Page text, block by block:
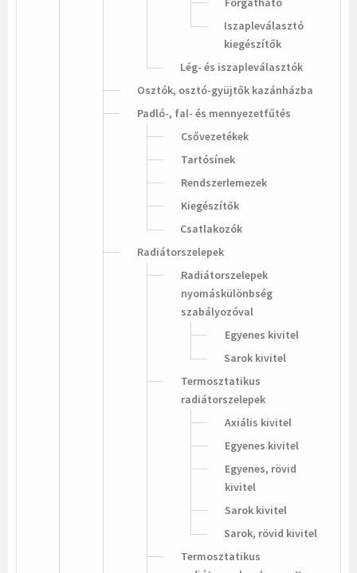
Iszapleválasztó
kiegészítők
Lég- és iszapleválasztók
Osztók, osztó-gyüjtők kazánházba
Padló-, fal- és mennyezetfűtés
Csővezetékek
Tartósínek
Rendszerlemezek
Kiegészítők
Csatlakozók
Radiátorszelepek
Radiátorszelepek
nyomáskülönbség
szabályozóval
Egyenes kivitel
Sarok kivitel
Termosztatikus
radiátorszelepek
Axiális kivitel
Egyenes kivitel
Egyenes, rövid
kivitel
Sarok kivitel
Sarok, rövid kivitel
Termosztatikus